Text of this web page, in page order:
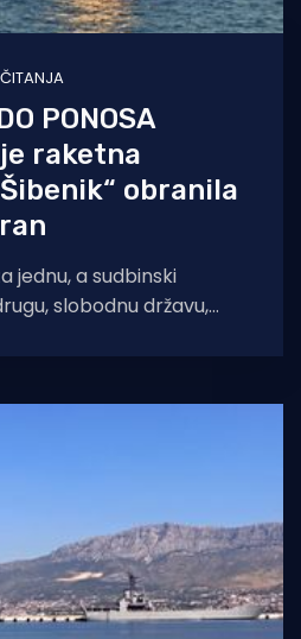
PONOSA
je raketna
obranila
jednu, a sudbinski
slobodnu državu,